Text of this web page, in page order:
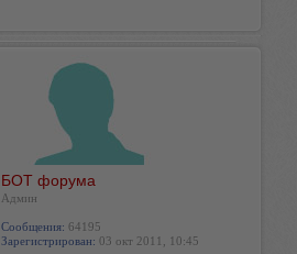
БОТ форума
Админ
Сообщения: 64195
Зарегистрирован: 03 окт 2011, 10:45